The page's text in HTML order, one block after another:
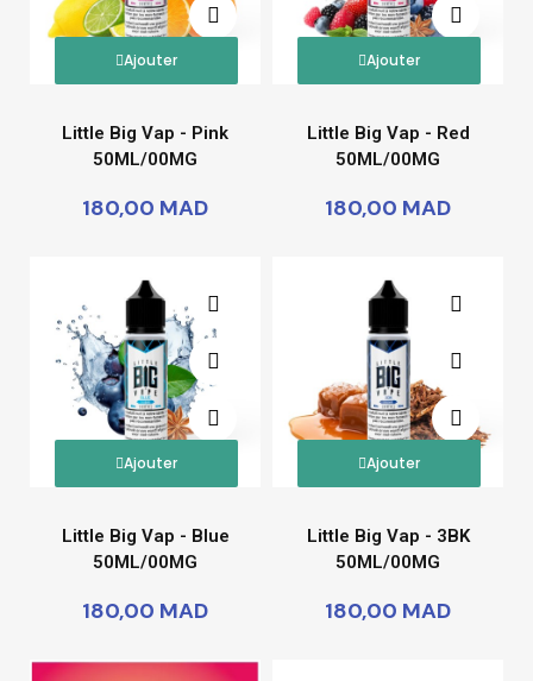
Ajouter
Little Big Vap - Pink
50ML/00MG
180,00 MAD
Ajouter
Little Big Vap - Red
50ML/00MG
180,00 MAD
Ajouter
Little Big Vap - Blue
50ML/00MG
180,00 MAD
Ajouter
Little Big Vap - 3BK
50ML/00MG
180,00 MAD